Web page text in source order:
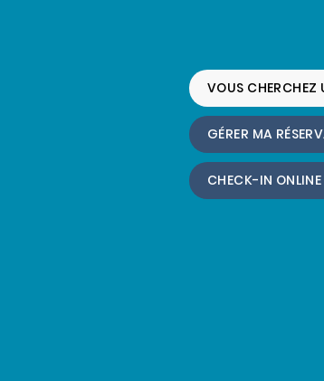
VOUS CHERCHEZ
GÉRER MA
CHECK-IN ONLINE